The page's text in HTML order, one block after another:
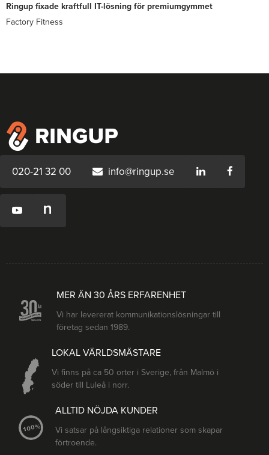
Ringup fixade kraftfull IT-lösning för premiumgymmet
Factory Fitness
020-21 32 00 info@ringup.se
MER ÄN 30 ÅRS ERFARENHET
Vi har levererat kommunikationslösningar till
företag sedan 1989.
LOKAL VÄRLDSMÄSTARE
Vi finns på ca 50 orter i Sverige, från Malmö i
söder till Luleå i norr.
ALLTID NÖJDA KUNDER
Vi satsar på långsiktiga relationer som skapar
förtroende.